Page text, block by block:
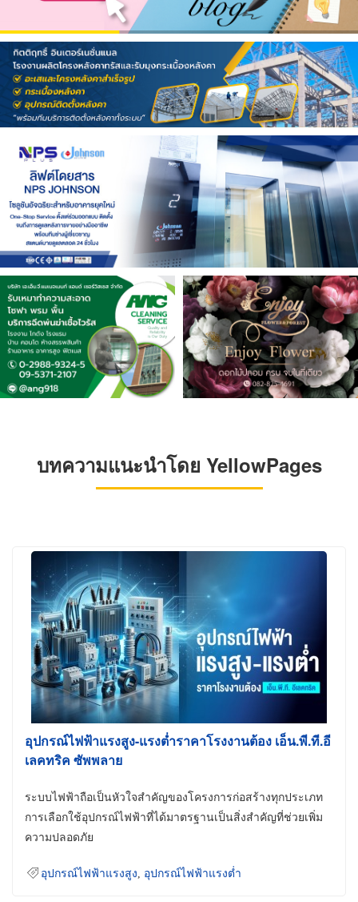
บทความแนะนำโดย YellowPages
อุปกรณ์ไฟฟ้าแรงสูง-แรงต่ำราคาโรงงานต้อง เอ็น.พี.ที.อี
เลคทริค ซัพพลาย
ระบบไฟฟ้าถือเป็นหัวใจสำคัญของโครงการก่อสร้างทุกประเภท
การเลือกใช้อุปกรณ์ไฟฟ้าที่ได้มาตรฐานเป็นสิ่งสำคัญที่ช่วยเพิ่ม
ความปลอดภัย
อุปกรณ์ไฟฟ้าแรงสูง อุปกรณ์ไฟฟ้าแรงต่ำ